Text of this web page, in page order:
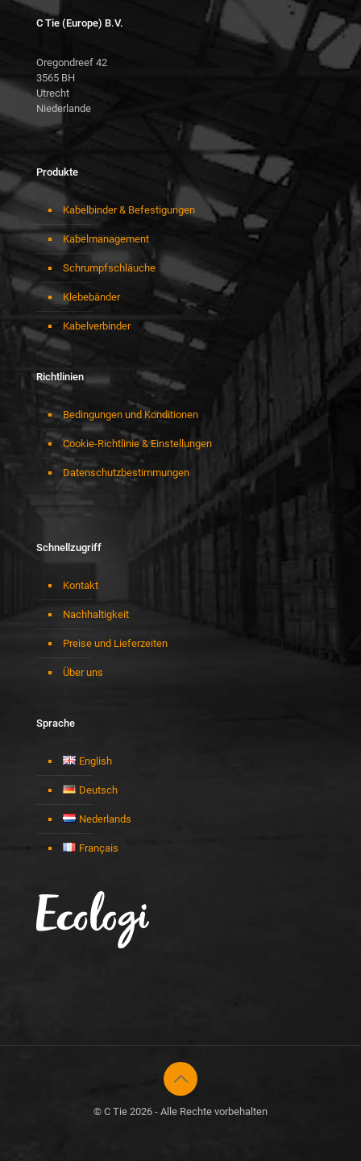
C Tie (Europe) B.V.
Oregondreef 42
3565 BH
Utrecht
Niederlande
Produkte
Kabelbinder & Befestigungen
Kabelmanagement
Schrumpfschläuche
Klebebänder
Kabelverbinder
Richtlinien
Bedingungen und Konditionen
Cookie-Richtlinie & Einstellungen
Datenschutzbestimmungen
Schnellzugriff
Kontakt
Nachhaltigkeit
Preise und Lieferzeiten
Über uns
Sprache
English
Deutsch
Nederlands
Français
© C Tie 2026 - Alle Rechte vorbehalten